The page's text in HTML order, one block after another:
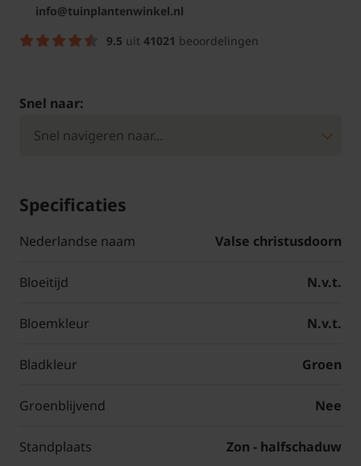
info@tuinplantenwinkel.nl
9.5 uit 41021 beoordelingen
Snel naar:
Specificaties
Nederlandse naam Valse christusdoorn
Bloeitijd N.v.t.
Bloemkleur N.v.t.
Bladkleur Groen
Groenblijvend Nee
Standplaats Zon - halfschaduw